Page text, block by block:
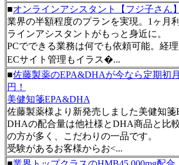
■オンラインアシスタント【フジ子さん】
業界の半額程度のプランを実現。1ヶ月
ラインアシスタントがもっと身近に。
PCでできる業務は何でも依頼可能。経
ECサイト管理もイラス�...
■佐藤製薬のEPA&DHAが今なら定期初
円！
美健知箋EPA&DHA
佐藤製薬様より新発売しました美健知箋
DHAの配合量は他社様とDHA商品と比
の方が多く、こだわりの一品です。
受験があるお客様からお<...